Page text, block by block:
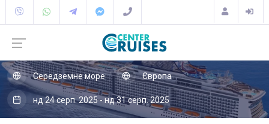
Середземне море Європа
нд 24 серп. 2025 - нд 31 серп. 2025